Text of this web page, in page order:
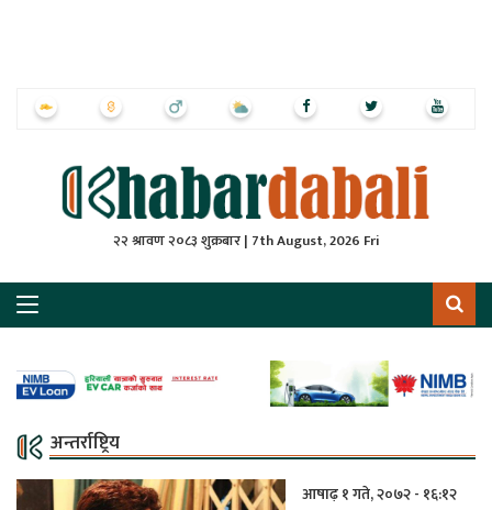
२२ श्रावण २०८३ शुक्रबार | 7th August, 2026 Fri
अन्तर्राष्ट्रिय
आषाढ़ १ गते, २०७२ - १६:१२